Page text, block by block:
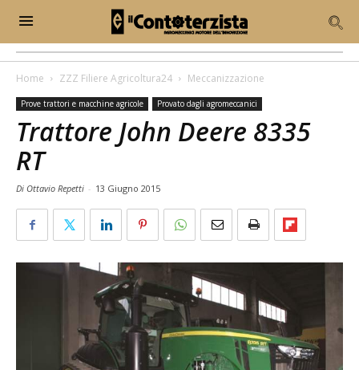
Home ZZZ Filiere Agricoltura24 Meccanizzazione
Prove trattori e macchine agricole Provato dagli agromeccanici
Trattore John Deere 8335
RT
Di Ottavio Repetti - 13 Giugno 2015